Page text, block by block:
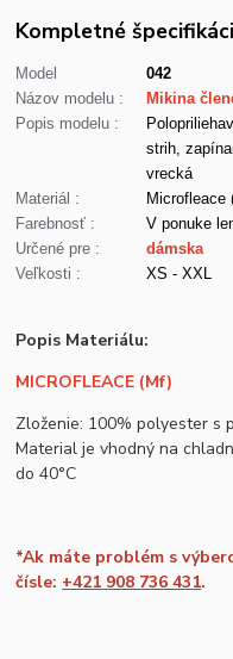
Kompletné
Model
042
Názov modelu :
Mikina
Popis modelu :
strih,
vrecká
Materiál :
Microfleace
Farebnosť :
V ponuke
Určené pre :
dámska
Veľkosti :
XS - XXL
Popis Materiálu:
MICROFLEACE (Mf)
Zloženie: 100% polyester s
Material je vhodný na
do 40°C
*Ak máte problém s
čísle: +421 908 736 431.